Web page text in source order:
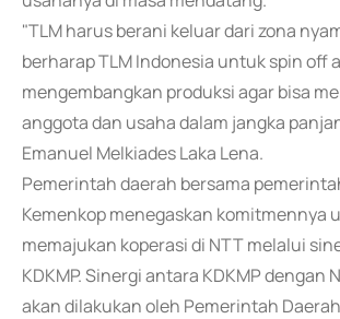
"TLM harus berani keluar dari zona
berharap TLM Indonesia untuk spin off
mengembangkan produksi agar bisa
anggota dan usaha dalam jangka
Emanuel Melkiades Laka Lena.
Pemerintah daerah bersama
Kemenkop menegaskan komitmennya
memajukan koperasi di NTT melalui
KDKMP. Sinergi antara KDKMP dengan
akan dilakukan oleh Pemerintah